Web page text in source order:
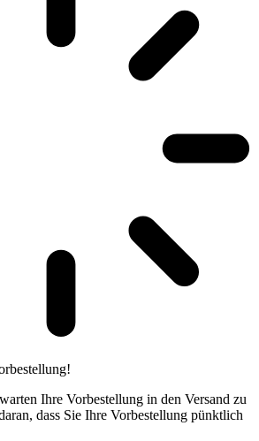
Ihre Vorbestellung in den Versand zu
dass Sie Ihre Vorbestellung pünktlich